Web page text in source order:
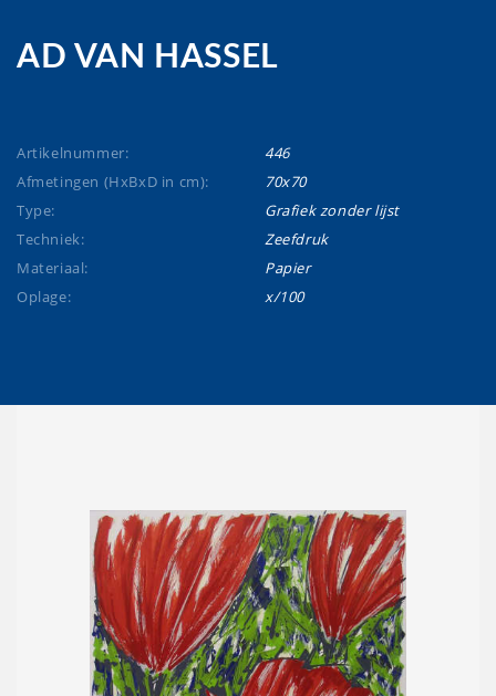
AD VAN HASSEL
Artikelnummer:
446
Afmetingen (HxBxD in cm):
70x70
Type:
Grafiek zonder lijst
Techniek:
Zeefdruk
Materiaal:
Papier
Oplage:
x/100